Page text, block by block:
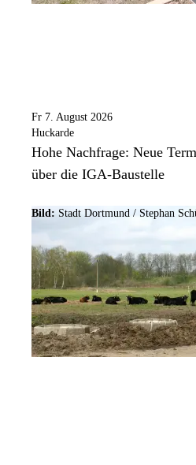
Fr 7. August 2026
Huckarde
Hohe Nachfrage: Neue
über die IGA-Baustelle
Bild: Stadt Dortmund / Stephan